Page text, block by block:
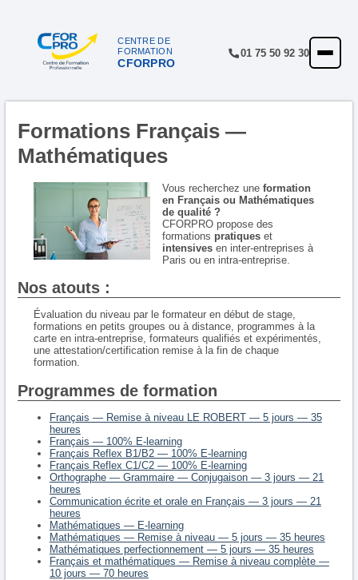
CENTRE DE
FORMATION
CFORPRO
01 75 50 92 30
ACCUEIL
QUALITÉ
FINANCEMENT
RÉFÉRENCES
INSCRIPTION
Formations Français —
Mathématiques
Vous recherchez une formation
en Français ou Mathématiques
de qualité ?
CFORPRO propose des
formations pratiqueset
intensivesen inter-entreprises à
Paris ou en intra-entreprise.
Nos atouts :
Évaluation du niveau par le formateur en début de stage,
formations en petits groupes ou à distance, programmes à la
carte en intra-entreprise, formateurs qualifiés et expérimentés,
une attestation/certification remise à la fin de chaque
formation.
Programmes de formation
Français — Remise à niveau LE ROBERT — 5 jours — 35
heures
Français — 100% E-learning
Français Reflex B1/B2 — 100% E-learning
Français Reflex C1/C2 — 100% E-learning
Orthographe — Grammaire — Conjugaison — 3 jours — 21
heures
Communication écrite et orale en Français — 3 jours — 21
heures
Mathématiques — E-learning
Mathématiques — Remise à niveau — 5 jours — 35 heures
Mathématiques perfectionnement — 5 jours — 35 heures
Français et mathématiques — Remise à niveau complète —
10 jours — 70 heures